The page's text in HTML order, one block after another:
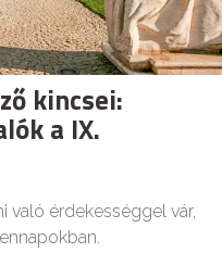
kincsei:
a IX.
való érdekességgel vár,